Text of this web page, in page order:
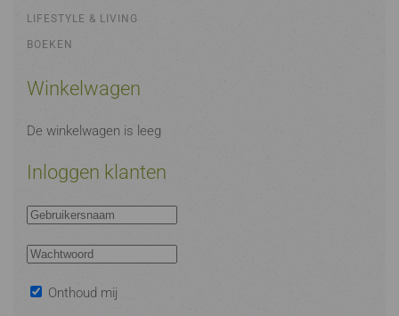
LIFESTYLE & LIVING
BOEKEN
Winkelwagen
De winkelwagen is leeg
Inloggen klanten
Onthoud mij